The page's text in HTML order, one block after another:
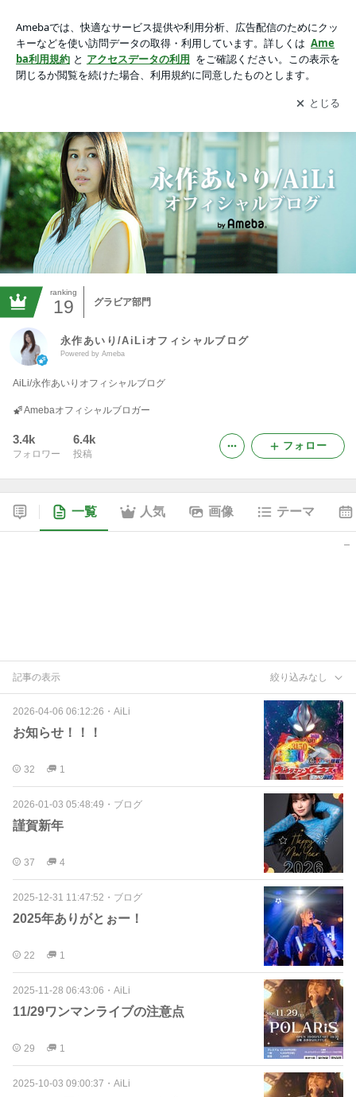
アプリをダウンロードして ブログの更新通知
を受け取りまし
ょう。
開く
ranking
19 グラビア部門
永作あいり/AiLiオフィシャルブログ
Powered by Ameba
AiLi/永作あいりオフィシャルブログ
Amebaオフィシャルブロガー
3.4k
フォロワー
6.4k
投稿
フォロー
一覧 人気 画像 テーマ
記事の表示 絞り込みなし
2026-04-06 06:12:26 ・ AiLi
お知らせ！！！
32 1
2026-01-03 05:48:49 ・ ブログ
謹賀新年
37 4
2025-12-31 11:47:52 ・ ブログ
2025年ありがとぉー！
22 1
2025-11-28 06:43:06 ・ AiLi
11/29ワンマンライブの注意点
29 1
2025-10-03 09:00:37 ・ AiLi